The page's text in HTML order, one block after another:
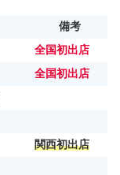
備考
全国初出店
全国初出店
関西初出店